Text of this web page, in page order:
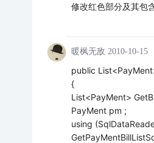
修改红色部分及其包
暖枫无敌 2010-10-15
public
{
List<PayMent>
PayMent pm ;
using